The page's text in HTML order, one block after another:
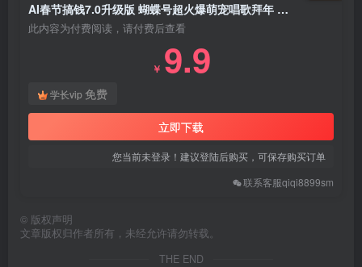
AI春节搞钱7.0升级版 蝴蝶号超火爆萌宠唱歌拜年 AI一键制作 批量出内容 春节做…
此内容为付费阅读，请付费后查看
￥ 9.9
学长vip 免费
立即下载
您当前未登录！建议登陆后购买，可保存购买订单
联系客服qiqi8899sm
© 版权声明
文章版权归作者所有，未经允许请勿转载。
THE END